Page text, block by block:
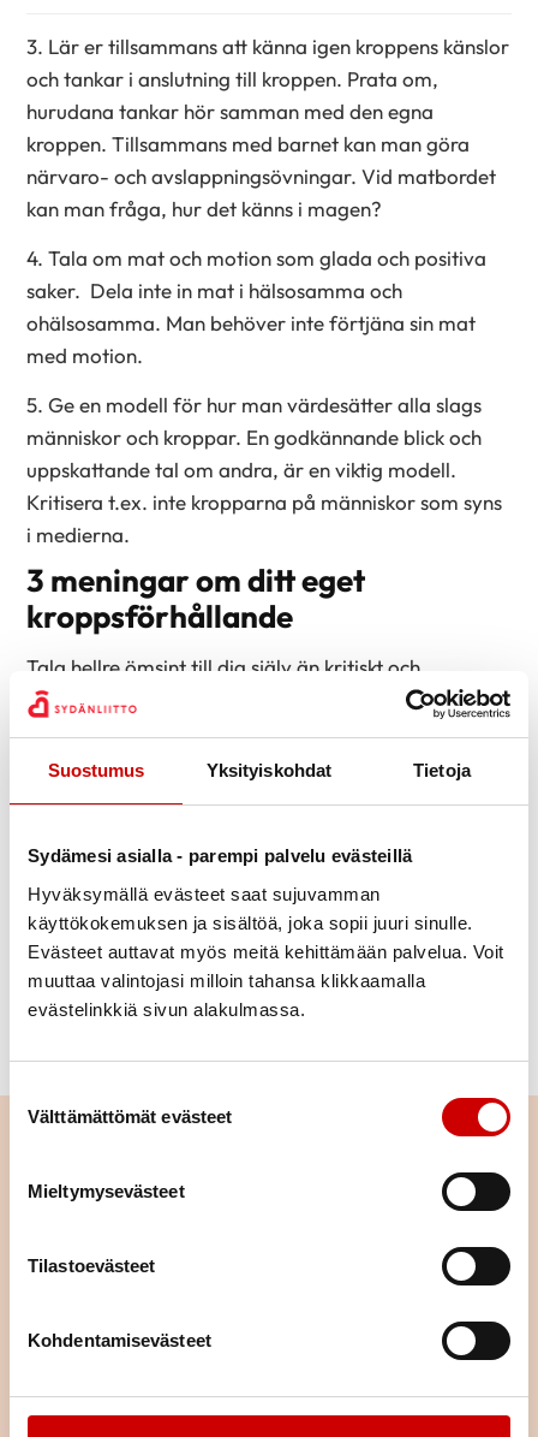
Suostumus Yksityiskohdat Tietoja
Sydämesi asialla - parempi palvelu evästeillä
Hyväksymällä evästeet saat sujuvamman
käyttökokemuksen ja sisältöä, joka sopii juuri sinulle.
Evästeet auttavat myös meitä kehittämään palvelua. Voit
muuttaa valintojasi milloin tahansa klikkaamalla
evästelinkkiä sivun alakulmassa.
Suostumuksen valinta
Välttämättömät evästeet
Mieltymysevästeet
Tilastoevästeet
Kohdentamisevästeet
3. Lär er tillsammans att känna igen kroppens känslor
och tankar i anslutning till kroppen. Prata om,
hurudana tankar hör samman med den egna
kroppen. Tillsammans med barnet kan man göra
närvaro- och avslappningsövningar. Vid matbordet
kan man fråga, hur det känns i magen?
4. Tala om mat och motion som glada och positiva
saker. Dela inte in mat i hälsosamma och
ohälsosamma. Man behöver inte förtjäna sin mat
med motion.
5. Ge en modell för hur man värdesätter alla slags
människor och kroppar. En godkännande blick och
uppskattande tal om andra, är en viktig modell.
Kritisera t.ex. inte kropparna på människor som syns
i medierna.
3 meningar om ditt eget
kroppsförhållande
Tala hellre ömsint till dig själv än kritiskt och
dömande.
Min kropp är värdefull och bra. Jag vill ta väl
hand om den.
uppmuntrande och lägger märke till då jag
Jag är tillräcklig och bra just så här som jag är.
Kirsi Airos: Ett klokt tal om vikt förstår både
johdoton tahdistin mahdollisti
normaalin arjen